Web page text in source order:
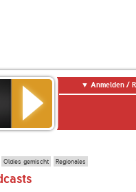
Anmelden /
Oldies gemischt Regionales